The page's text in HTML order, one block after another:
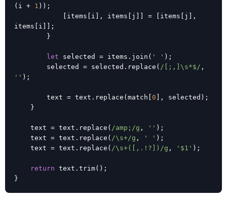
(i + 1 ));
items[i]];
let selected = items.join( ' ' );
        selected = selected.replace(
/[;,]\s*$/
'' );
        text = text.replace(match[
0 ], selected);
    text = text.replace(
/amp;/g , '' );
    text = text.replace(
/\s+/g , ' ' );
    text = text.replace(
/\s+([,.!?])/g , '$1' );
return text.trim();
}